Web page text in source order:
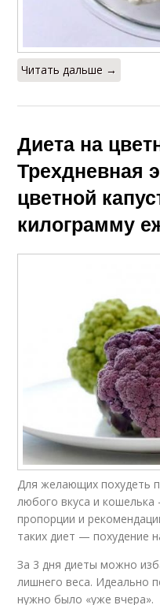
Читать дальше →
Диета на
Трехдневная
цветной
килограмму
Для желающих похудеть
любого вкуса и
пропорции и
таких диет — похудение
За 3 дня диеты можно
лишнего веса. Идеально
нужно было «уже вчера».